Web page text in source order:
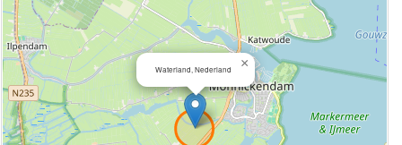
Waterland, Nederland ×